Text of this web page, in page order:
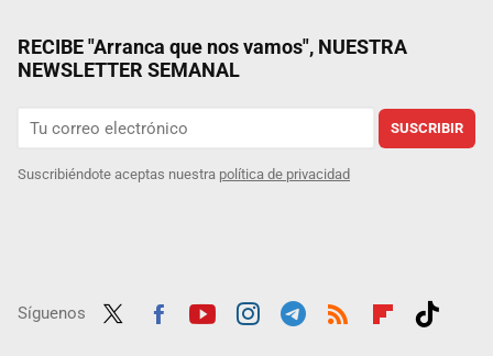
RECIBE "Arranca que nos vamos", NUESTRA
NEWSLETTER SEMANAL
SUSCRIBIR
Suscribiéndote aceptas nuestra política de privacidad
Síguenos